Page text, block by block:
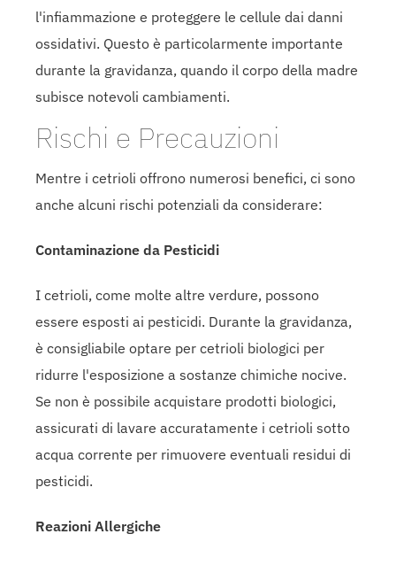
l'infiammazione e proteggere le cellule dai danni
ossidativi. Questo è particolarmente importante
durante la gravidanza, quando il corpo della madre
subisce notevoli cambiamenti.
Rischi e Precauzioni
Mentre i cetrioli offrono numerosi benefici, ci sono
anche alcuni rischi potenziali da considerare:
Contaminazione da Pesticidi
I cetrioli, come molte altre verdure, possono
essere esposti ai pesticidi. Durante la gravidanza,
è consigliabile optare per cetrioli biologici per
ridurre l'esposizione a sostanze chimiche nocive.
Se non è possibile acquistare prodotti biologici,
assicurati di lavare accuratamente i cetrioli sotto
acqua corrente per rimuovere eventuali residui di
pesticidi.
Reazioni Allergiche